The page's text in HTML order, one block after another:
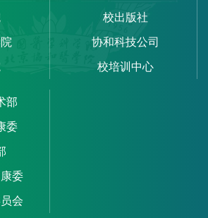
校出版社
协和科技公司
校培训中心
部
委
委
会